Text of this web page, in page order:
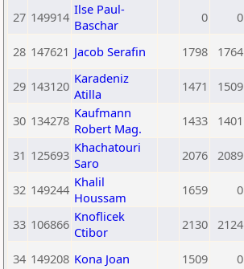
27 149914 Ilse Paul-
Baschar
0 0
28 147621 Jacob Serafin 1798 1764
29 143120 Karadeniz
Atilla
1471 1509
30 134278 Kaufmann
Robert Mag.
1433 1401
31 125693 Khachatouri
Saro
2076 2089
32 149244 Khalil
Houssam
1659 0
33 106866 Knoflicek
Ctibor
2130 2124
34 149208 Kona Joan 1509 0